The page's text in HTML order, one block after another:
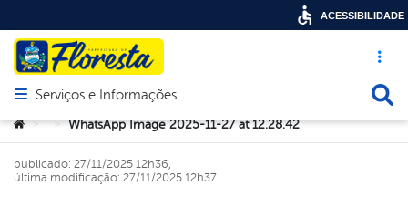
Acesso
Abrir menu principal de navegação
Serviços e Informações
Você está aqui:
> > WhatsApp Image 2025-11-27 at 12.28.42
publicado: 27/11/2025 12h36,
última modificação: 27/11/2025 12h37
ACESSIBILIDADE